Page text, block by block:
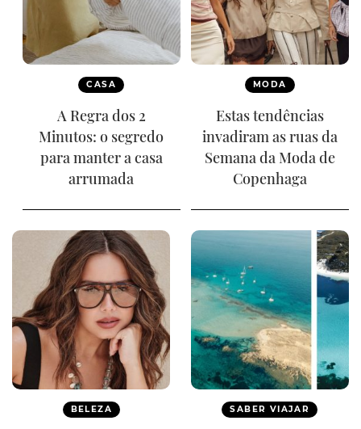
CASA
A Regra dos 2
Minutos: o segredo
para manter a casa
arrumada
MODA
Estas tendências
invadiram as ruas da
Semana da Moda de
Copenhaga
BELEZA SABER VIAJAR